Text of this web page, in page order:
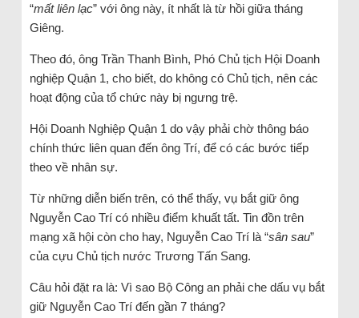
“mất liên lạc” với ông này, ít nhất là từ hồi giữa tháng
Giêng.
Theo đó, ông Trần Thanh Bình, Phó Chủ tịch Hội Doanh
nghiệp Quận 1, cho biết, do không có Chủ tịch, nên các
hoạt động của tổ chức này bị ngưng trệ.
Hội Doanh Nghiệp Quận 1 do vậy phải chờ thông báo
chính thức liên quan đến ông Trí, để có các bước tiếp
theo về nhân sự.
Từ những diễn biến trên, có thể thấy, vụ bắt giữ ông
Nguyễn Cao Trí có nhiều điểm khuất tất. Tin đồn trên
mạng xã hội còn cho hay, Nguyễn Cao Trí là “sân sau”
của cựu Chủ tịch nước Trương Tấn Sang.
Câu hỏi đặt ra là: Vì sao Bộ Công an phải che dấu vụ bắt
giữ Nguyễn Cao Trí đến gần 7 tháng?